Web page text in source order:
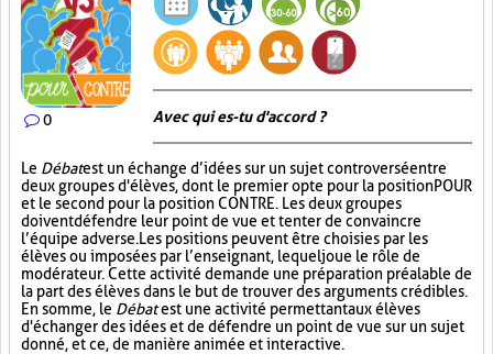
0 Avec qui es-tu d'accord ?
Le Débatest un échange d’idées sur un sujet controversé entre
deux groupes d'élèves, dont le premier opte pour la position POUR
et le second pour la position CONTRE. Les deux groupes
doivent défendre leur point de vue et tenter de convaincre
l’équipe adverse. Les positions peuvent être choisies par les
élèves ou imposées par l’enseignant, lequel joue le rôle de
modérateur. Cette activité demande une préparation préalable de
la part des élèves dans le but de trouver des arguments crédibles.
En somme, le Débatest une activité permettant aux élèves
d'échanger des idées et de défendre un point de vue sur un sujet
donné, et ce, de manière animée et interactive.